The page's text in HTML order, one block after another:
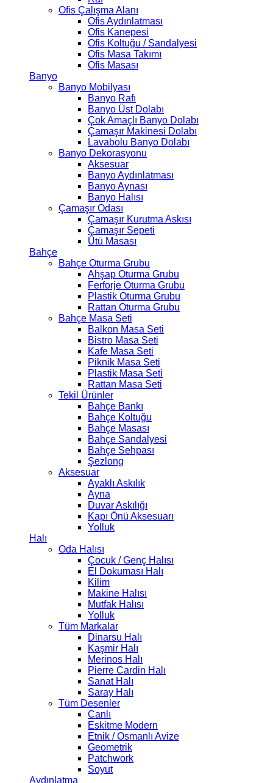
Ofis Çalışma Alanı
Ofis Aydınlatması
Ofis Kanepesi
Ofis Koltuğu / Sandalyesi
Ofis Masa Takımı
Ofis Masası
Banyo
Banyo Mobilyası
Banyo Rafı
Banyo Üst Dolabı
Çok Amaçlı Banyo Dolabı
Çamaşır Makinesi Dolabı
Lavabolu Banyo Dolabı
Banyo Dekorasyonu
Aksesuar
Banyo Aydınlatması
Banyo Aynası
Banyo Halısı
Çamaşır Odası
Çamaşır Kurutma Askısı
Çamaşır Sepeti
Ütü Masası
Bahçe
Bahçe Oturma Grubu
Ahşap Oturma Grubu
Ferforje Oturma Grubu
Plastik Oturma Grubu
Rattan Oturma Grubu
Bahçe Masa Seti
Balkon Masa Seti
Bistro Masa Seti
Kafe Masa Seti
Piknik Masa Seti
Plastik Masa Seti
Rattan Masa Seti
Tekil Ürünler
Bahçe Bankı
Bahçe Koltuğu
Bahçe Masası
Bahçe Sandalyesi
Bahçe Sehpası
Şezlong
Aksesuar
Ayaklı Askılık
Ayna
Duvar Askılığı
Kapı Önü Aksesuarı
Yolluk
Halı
Oda Halısı
Çocuk / Genç Halısı
El Dokuması Halı
Kilim
Makine Halısı
Mutfak Halısı
Yolluk
Tüm Markalar
Dinarsu Halı
Kaşmir Halı
Merinos Halı
Pierre Cardin Halı
Sanat Halı
Saray Halı
Tüm Desenler
Canlı
Eskitme Modern
Etnik / Osmanlı Avize
Geometrik
Patchwork
Soyut
Aydınlatma